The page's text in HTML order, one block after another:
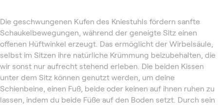
Die geschwungenen Kufen des Kniestuhls fördern sanfte
Schaukelbewegungen, während der geneigte Sitz einen
offenen Hüftwinkel erzeugt. Das ermöglicht der Wirbelsäule,
selbst im Sitzen ihre natürliche Krümmung beizubehalten, die
wir sonst nur aufrecht stehend erleben. Die beiden Kissen
unter dem Sitz können genutzt werden, um deine
Schienbeine, einen Fuß, beide oder keinen auf ihnen ruhen zu
lassen, indem du beide Füße auf den Boden setzt. Durch sein